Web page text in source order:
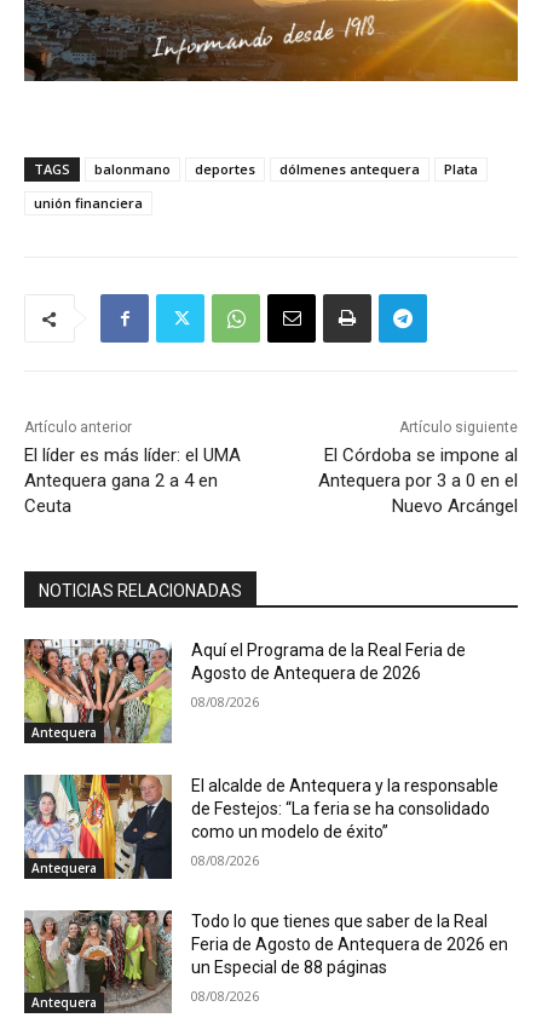
TAGS balonmano deportes dólmenes antequera
Plata
unión financiera
Artículo anterior
El líder es más líder: el UMA
Antequera gana 2 a 4 en
Ceuta
Artículo siguiente
El Córdoba se impone al
Antequera por 3 a 0 en el
Nuevo Arcángel
NOTICIAS RELACIONADAS
Antequera
Aquí el Programa de la Real Feria de
Agosto de Antequera de 2026
08/08/2026
Antequera
El alcalde de Antequera y la responsable
de Festejos: “La feria se ha consolidado
como un modelo de éxito”
08/08/2026
Antequera
Todo lo que tienes que saber de la Real
Feria de Agosto de Antequera de 2026 en
un Especial de 88 páginas
08/08/2026